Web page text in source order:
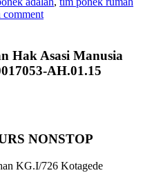
comment
Hak Asasi Manusia
AH.01.15
NONSTOP
KG.I/726 Kotagede